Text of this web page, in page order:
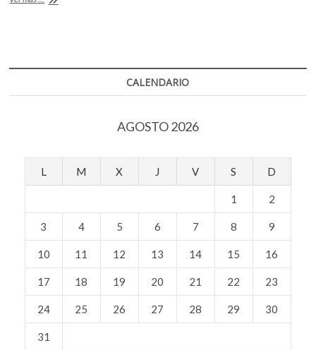
CALENDARIO
AGOSTO 2026
L M X J V S D
1 2
3 4 5 6 7 8 9
10 11 12 13 14 15 16
17 18 19 20 21 22 23
24 25 26 27 28 29 30
31